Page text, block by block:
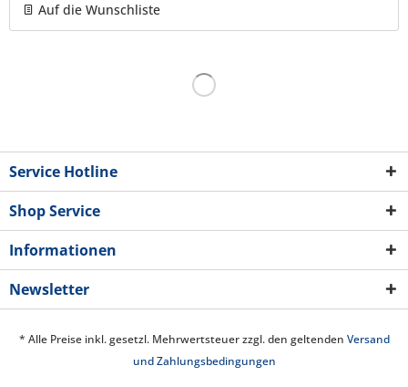
Auf die Wunschliste
Service Hotline
Shop Service
Informationen
Newsletter
* Alle Preise inkl. gesetzl. Mehrwertsteuer zzgl. den geltenden Versand
und Zahlungsbedingungen